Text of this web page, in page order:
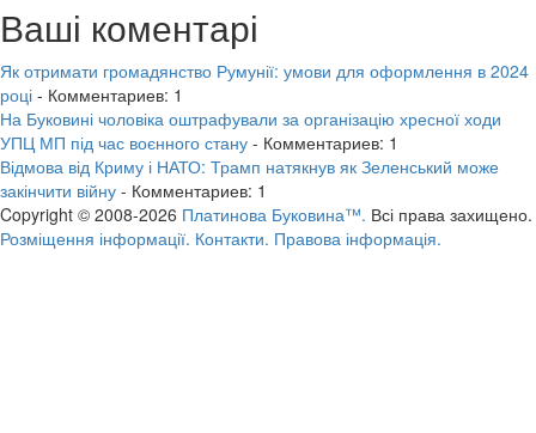
Ваші коментарі
Як отримати громадянство Румунії: умови для оформлення в 2024
році - Комментариев: 1
На Буковині чоловіка оштрафували за організацію хресної ходи
УПЦ МП під час воєнного стану - Комментариев: 1
Відмова від Криму і НАТО: Трамп натякнув як Зеленський може
закінчити війну - Комментариев: 1
Copyright © 2008-2026 Платинова Буковина™. Всі права захищено.
Розміщення інформації. Контакти. Правова інформація.